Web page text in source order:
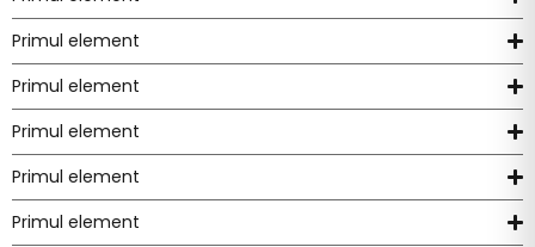
Primul element
Primul element
Primul element
Primul element
Primul element